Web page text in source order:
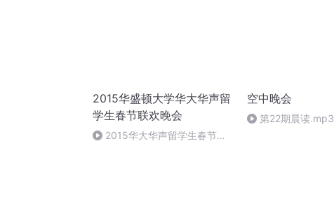
2015华盛顿大学华大华声留
学生春节联欢晚会
2015华大华声留学生春节联
空中晚会
第22期晨读.mp3